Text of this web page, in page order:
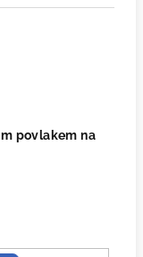
povlakem na